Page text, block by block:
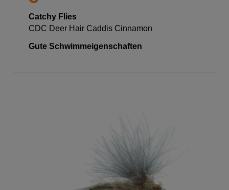
Catchy Flies
CDC Deer Hair Caddis Cinnamon
Gute Schwimmeigenschaften